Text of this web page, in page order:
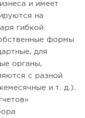
и имеет
на
гибкой
формы
для
органы,
с разной
и т. д.).